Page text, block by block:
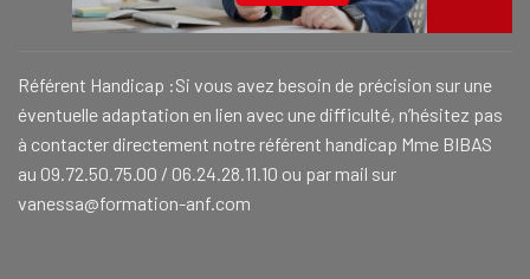
Référent Handicap :Si vous avez besoin de précision sur une
éventuelle adaptation en lien avec une difficulté, n’hésitez pas
à contacter directement notre référent handicap Mme BIBAS
au 09.72.50.75.00 / 06.24.28.11.10 ou par mail sur
vanessa@formation-anf.com